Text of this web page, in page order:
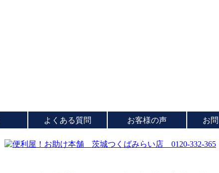
よくある質問 お客様の声 お